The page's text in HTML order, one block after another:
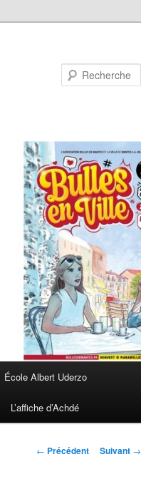
École Albert Uderzo
L’affiche d’Achdé
Navigation des
← Précédent Suivant →